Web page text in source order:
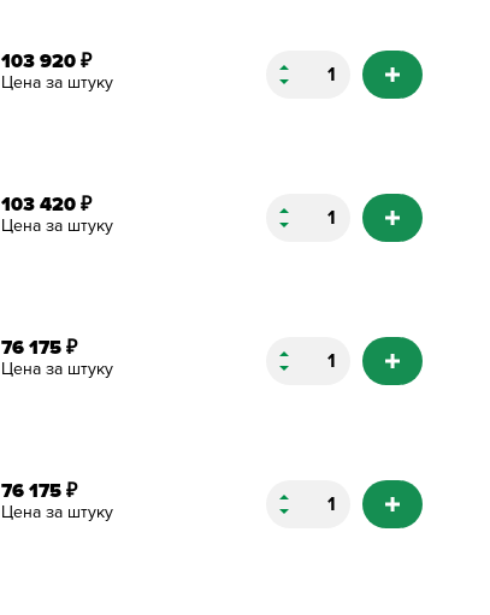
103 920 ₽
Цена за штуку
103 420 ₽
Цена за штуку
76 175 ₽
Цена за штуку
76 175 ₽
Цена за штуку